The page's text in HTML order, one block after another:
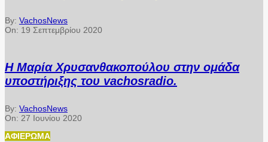
By: VachosNews
On: 19 Σεπτεμβρίου 2020
Η Μαρία Χρυσανθακοπούλου στην ομάδα
υποστήριξης του vachosradio.
By: VachosNews
On: 27 Ιουνίου 2020
ΑΦΙΈΡΩΜΑ